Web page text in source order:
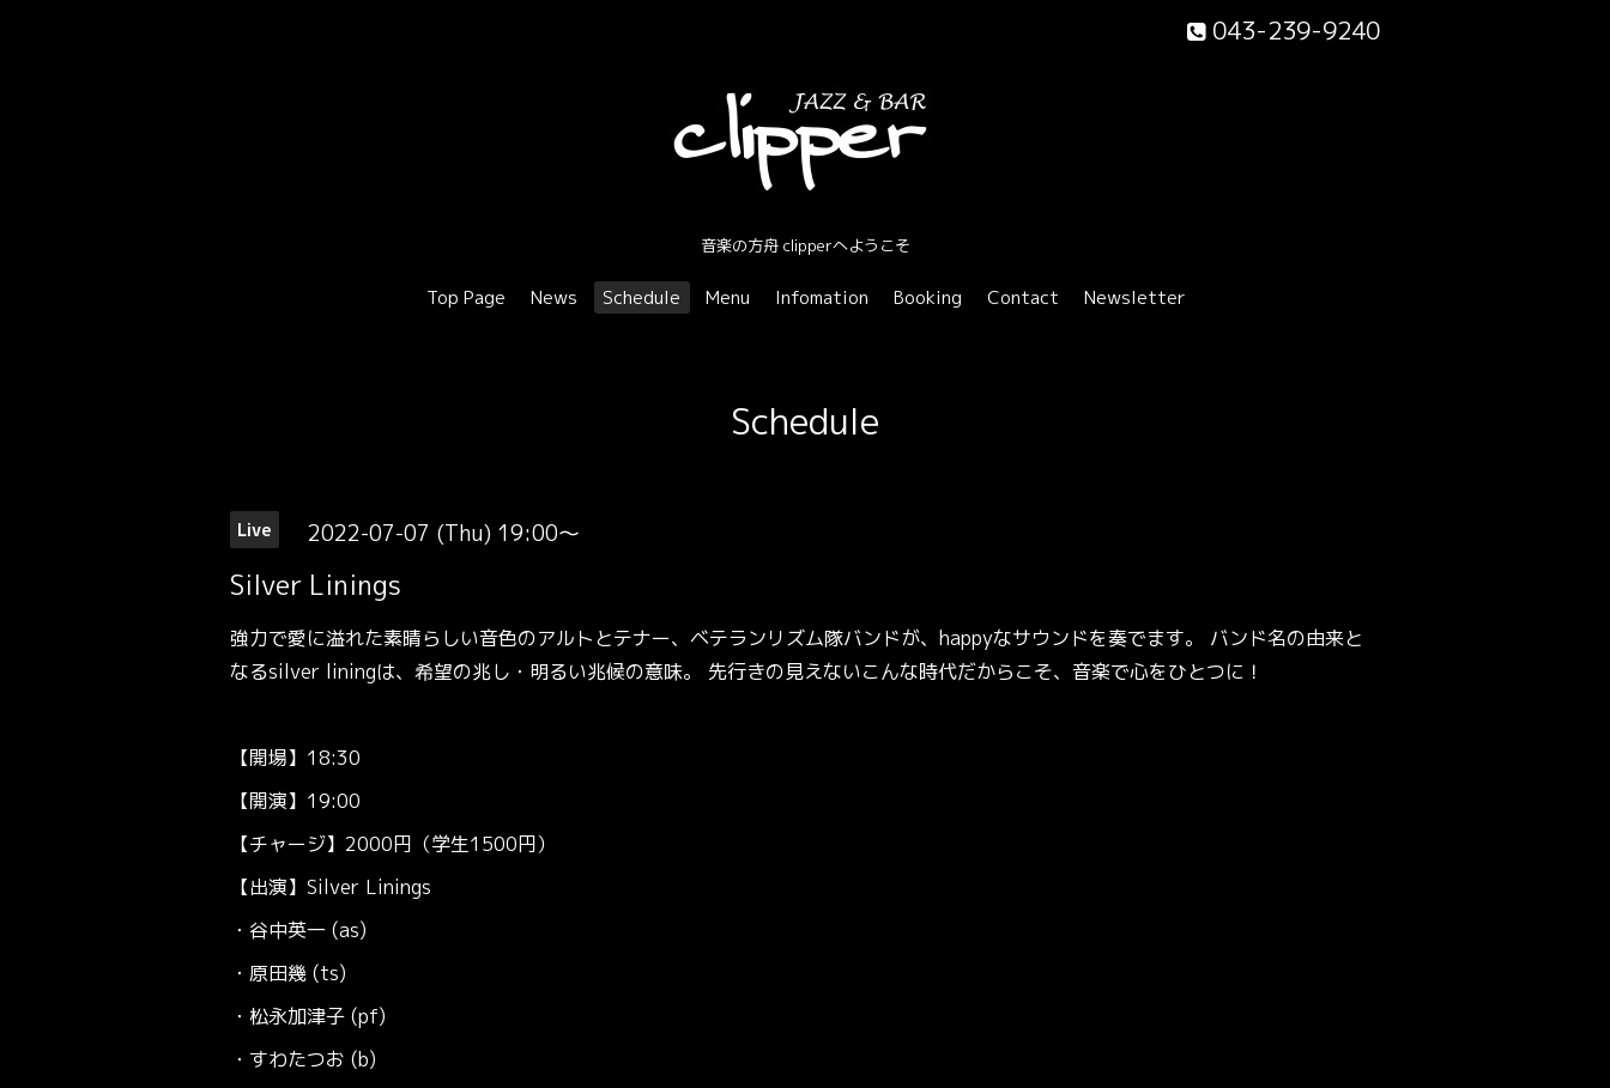
043-239-9240
音楽の方舟 clipperへようこそ
Top Page News Schedule Menu Infomation Booking Contact Newsletter
Schedule
Live 2022-07-07 (Thu) 19:00～
Silver Linings
強力で愛に溢れた素晴らしい音色のアルトとテナー、ベテランリズム隊バンドが、happyなサウンドを奏でます。 バンド名の由来と
なるsilver liningは、希望の兆し・明るい兆候の意味。 先行きの見えないこんな時代だからこそ、音楽で心をひとつに！
【開場】18:30
【開演】19:00
【チャージ】2000円（学生1500円）
【出演】Silver Linings
・谷中英一 (as)
・原田幾 (ts)
・松永加津子 (pf)
・すわたつお (b)